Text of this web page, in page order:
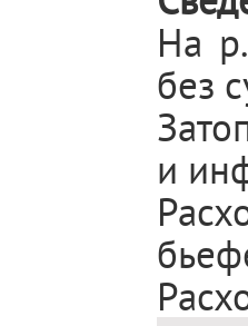
На
без
и